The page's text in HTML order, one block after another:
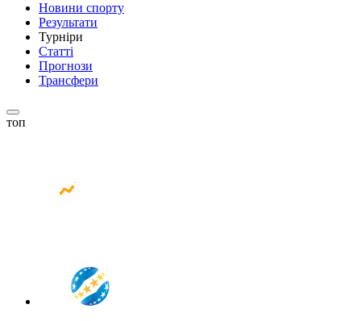
Новини спорту
Результати
Турніри
Статті
Прогнози
Трансфери
топ